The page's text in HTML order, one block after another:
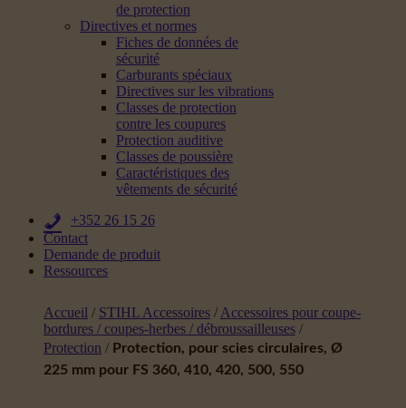
de protection
Directives et normes
Fiches de données de
sécurité
Carburants spéciaux
Directives sur les vibrations
Classes de protection
contre les coupures
Protection auditive
Classes de poussière
Caractéristiques des
vêtements de sécurité
+352 26 15 26
Contact
Demande de produit
Ressources
Accueil / STIHL Accessoires / Accessoires pour coupe-
bordures / coupes-herbes / débroussailleuses /
Protection / Protection, pour scies circulaires, Ø
225 mm pour FS 360, 410, 420, 500, 550